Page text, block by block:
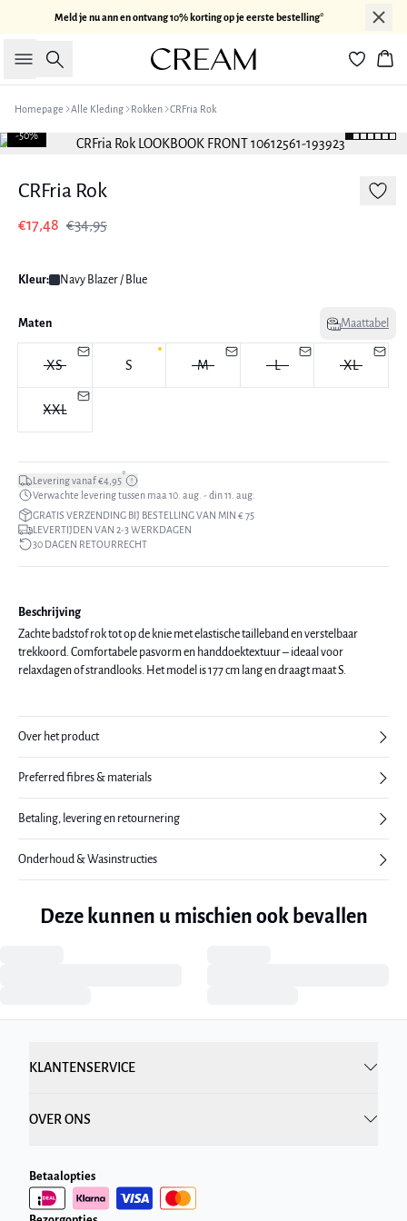
Meld je nu ann en ontvang 10% korting op je eerste bestelling*
Zoeken
Homepage Alle Kleding Rokken CRFria Rok
-50%
CRFria Rok
€17,48 €34,95
Kleur: Navy Blazer / Blue
Maten Maattabel
XS S M L XL
XXL
Levering vanaf €4,95*
Verwachte levering tussen maa 10. aug. - din 11. aug.
GRATIS VERZENDING BIJ BESTELLING VAN MIN € 75
LEVERTIJDEN VAN 2-3 WERKDAGEN
30 DAGEN RETOURRECHT
Beschrijving
Zachte badstof rok tot op de knie met elastische tailleband en verstelbaar
trekkoord. Comfortabele pasvorm en handdoektextuur – ideaal voor
relaxdagen of strandlooks. Het model is 177 cm lang en draagt maat S.
Over het product
Preferred fibres & materials
Betaling, levering en retournering
Onderhoud & Wasinstructies
Deze kunnen u mischien ook bevallen
KLANTENSERVICE
OVER ONS
Betaalopties